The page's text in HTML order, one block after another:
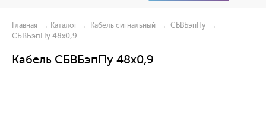
Главная → Каталог → Кабель сигнальный → СБВБэпПу →
СБВБэпПу 48х0,9
Кабель СБВБэпПу 48х0,9